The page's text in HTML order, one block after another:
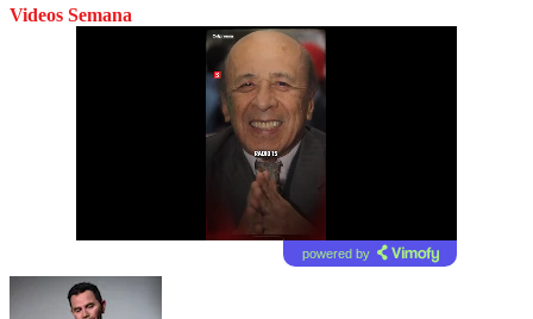
Videos Semana
powered by